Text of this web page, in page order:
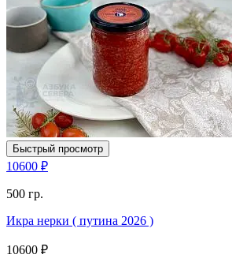
Быстрый просмотр
10600 ₽
500 гр.
Икра нерки ( путина 2026 )
10600 ₽